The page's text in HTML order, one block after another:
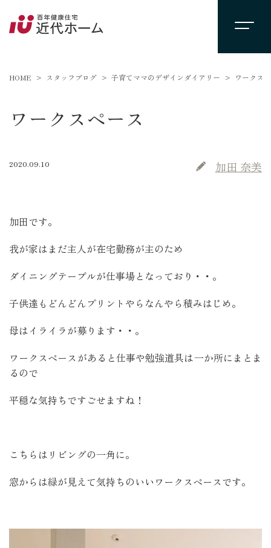
HOME スタッフブログ 子育てママのデザインダイアリー ワークス
ワークスペース
2020.09.10 加田 奈美
加田です。
我が家はまだ主人が在宅勤務が主のため
ダイニングテーブルが仕事場となっており・・。
子供達もどんどんプリントやらなんやら積みはじめ。
母はイライラが募ります・・。
ワークスペースがあると仕事や勉強道具は一か所にまとま
るので
平穏な気持ちですごせますね！
こちらはリビングの一角に。
窓からは緑が見えて気持ちのいいワークスペースです。